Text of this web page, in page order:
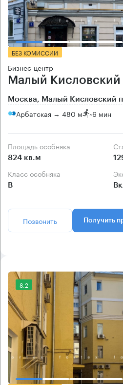
БЕЗ КОМИССИИ
Бизнес-центр
Малый Кисловский
Москва, Малый Кисловский
Арбатская → 480 м ~6 мин
Площадь особняка
824 кв.м
Класс особняка
B
Позвонить Получить
8.2